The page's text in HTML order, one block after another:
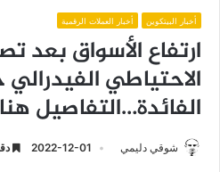
أخبار البيتكوين أخبار العملات الرقمية
ارتفاع الأسواق بعد
الاحتياطي
الفائدة…التفاصيل هنا
شوقي دليمي 2022-12-01